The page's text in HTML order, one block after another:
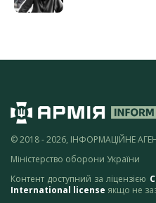
© 2018 - 2026, ІНФОРМАЦІЙНЕ
Міністерство оборони України
Контент доступний за ліцензією
International license якщо не